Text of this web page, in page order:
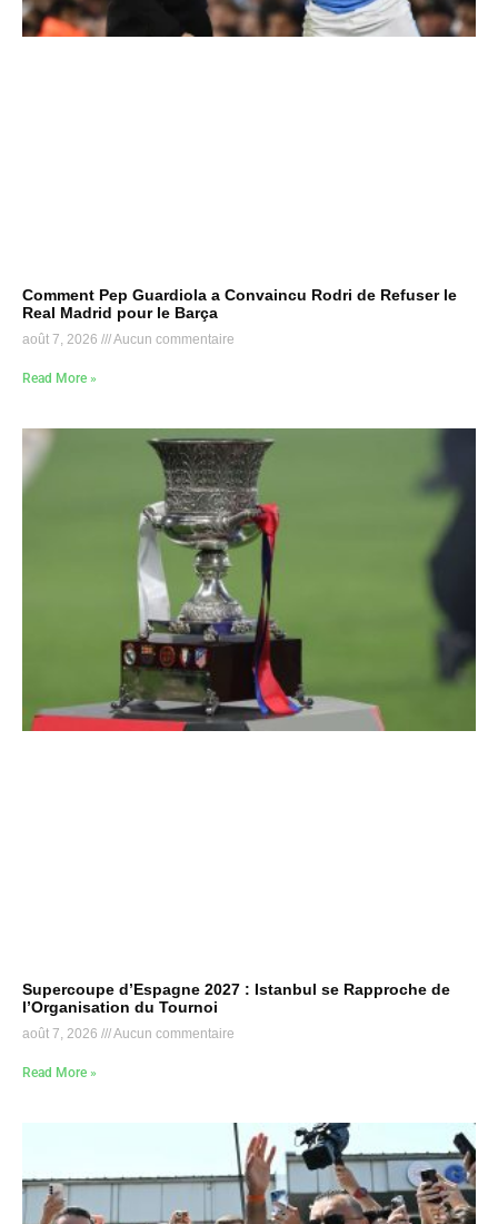
Comment Pep Guardiola a Convaincu Rodri de Refuser le
Real Madrid pour le Barça
août 7, 2026 Aucun commentaire
Read More »
Supercoupe d’Espagne 2027 : Istanbul se Rapproche de
l’Organisation du Tournoi
août 7, 2026 Aucun commentaire
Read More »